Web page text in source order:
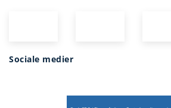
Sociale medier